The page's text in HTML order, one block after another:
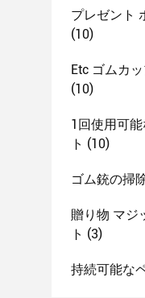
プレゼント
(10)
Etc ゴムカ
(10)
1回使用可
ト (10)
ゴム銃の掃
贈り物 マジ
ト (3)
持続可能な